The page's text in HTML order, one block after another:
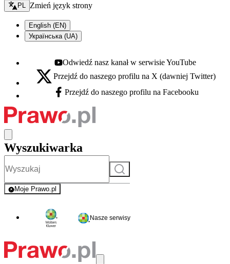
Zmień język - bieżący:
PL Zmień język strony
English (EN)
Українська (UA)
Youtube - otwiera się w nowej karcie
Odwiedź nasz kanał w serwisie YouTube
X - otwiera się w nowej karcie
Przejdź do naszego profilu na X (dawniej Twitter)
Facebook - otwiera się w nowej karcie
Przejdź do naszego profilu na Facebooku
Wyszukiwarka
Szukaj
Moje Prawo.pl
- rejestracja i logowanie do serwisu
Nasze serwisy